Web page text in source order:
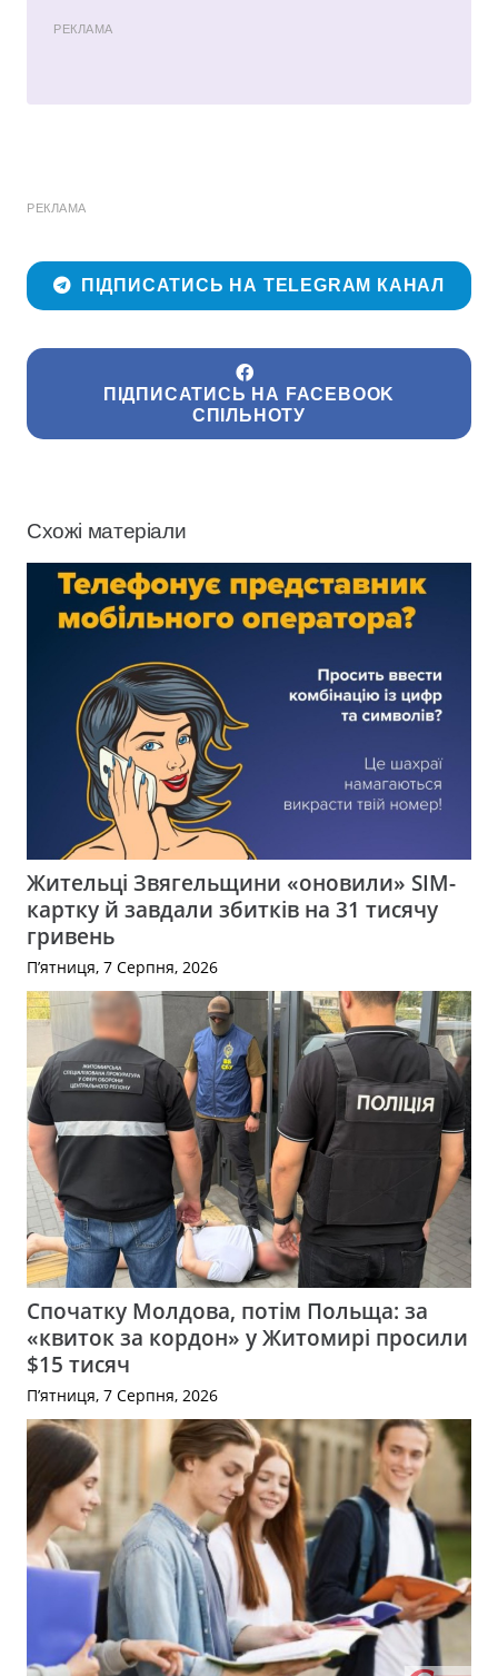
РЕКЛАМА
РЕКЛАМА
ПІДПИСАТИСЬ НА TELEGRAM КАНАЛ
ПІДПИСАТИСЬ НА FACEBOOK
СПІЛЬНОТУ
Схожі матеріали
Жительці Звягельщини «оновили» SIM-
картку й завдали збитків на 31 тисячу
гривень
П’ятниця, 7 Серпня, 2026
Спочатку Молдова, потім Польща: за
«квиток за кордон» у Житомирі просили
$15 тисяч
П’ятниця, 7 Серпня, 2026